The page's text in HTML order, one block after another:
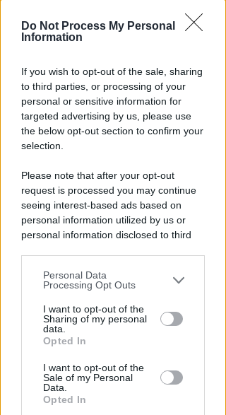
Do Not Process My Personal
Information
If you wish to opt-out of the sale, sharing
to third parties, or processing of your
personal or sensitive information for
targeted advertising by us, please use
the below opt-out section to confirm your
selection.
Please note that after your opt-out
request is processed you may continue
seeing interest-based ads based on
personal information utilized by us or
personal information disclosed to third
You may separately opt-out of the further
disclosure of your personal information
by third parties on the IAB’s list of
downstream participants.
by us to third parties on the IAB’s List of
Downstream Participants that may
further disclose it to other third parties.
Personal Data
Processing Opt Outs
I want to opt-out of the
Sharing of my personal
data.
Opted In
I want to opt-out of the
Sale of my Personal
Data.
Opted In
Video su tik-tok. Il 5 Stelle
incalza: Lega chiarisce su natura
del profilo
Furti nei chioschi tra Bellariva e
Marebello: "Rubati cibo e
alcolici"
Lamberto Abbati